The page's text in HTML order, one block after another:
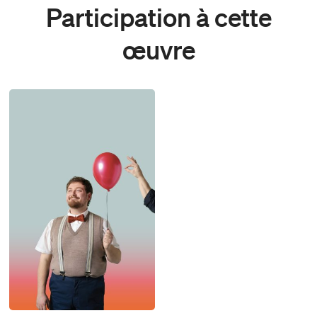
Participation à cette
œuvre